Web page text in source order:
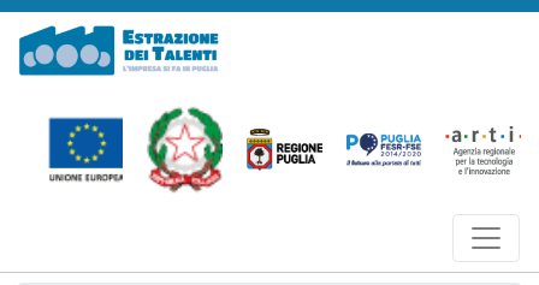
Estrazione dei Talenti